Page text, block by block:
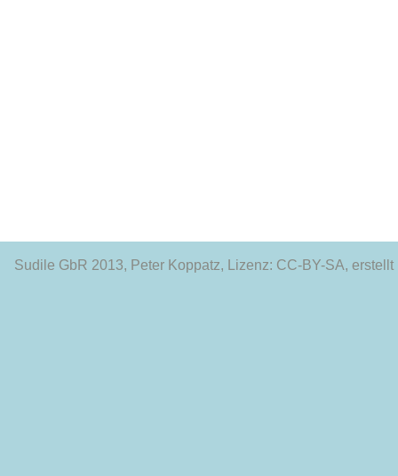
Sudile GbR 2013, Peter Koppatz, Lizenz: CC-BY-SA,